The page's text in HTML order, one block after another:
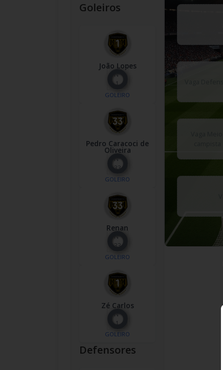
Goleiros
João Lopes
Nº
1
GOLEIRO
Pedro Caracoci de
Oliveira
Nº
33
GOLEIRO
Renan
Nº
33
GOLEIRO
Zé Carlos
Nº
1
GOLEIRO
Defensores